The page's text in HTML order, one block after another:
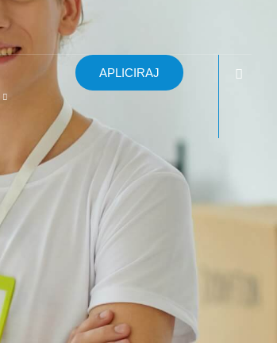
APLICIRAJ